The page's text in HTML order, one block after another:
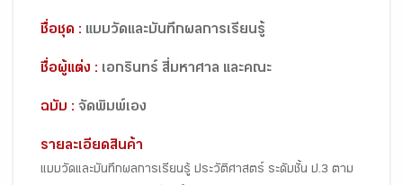
ชื่อชุด : แบบวัดและบันทึกผลการเรียนรู้
ชื่อผู้แต่ง : เอกรินทร์ สี่มหาศาล และคณะ
ฉบับ : จัดพิมพ์เอง
รายละเอียดสินค้า
แบบวัดและบันทึกผลการเรียนรู้ ประวัติศาสตร์ ระดับชั้น ป.3 ตาม